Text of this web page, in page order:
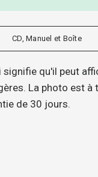
CD, Manuel et Boîte
signifie qu'il peut
La photo est
de 30 jours.